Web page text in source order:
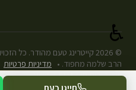
©
2026קייטרינג טעם מהודר. כל
הרב שלמה מחפוד. • מדיניות פרטיות
עיצוב ופיתוח: Next.js Static.
חייגו כעת
♿